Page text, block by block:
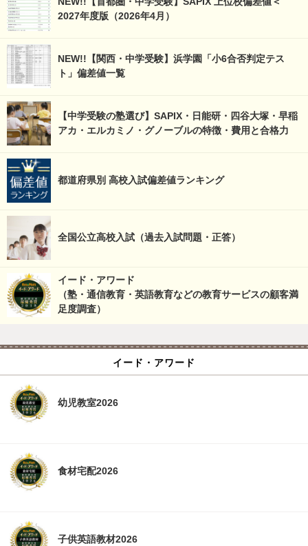
2027年度版（2026年4月）
NEW!!【関西・中学受験】浜学園「小6合否判定テス
ト」偏差値一覧
【中学受験の塾選び】SAPIX・日能研・四谷大塚・早稲
アカ・エルカミノ・グノーブルの特徴・費用と合格力
都道府県別 高校入試偏差値ランキング
全国公立高校入試（過去入試問題・正答）
イード・アワード
（塾・通信教育・英語教育などの教育サービスの顧客満
足度調査）
イード・アワード
幼児教室2026
食材宅配2026
子供英語教材2026